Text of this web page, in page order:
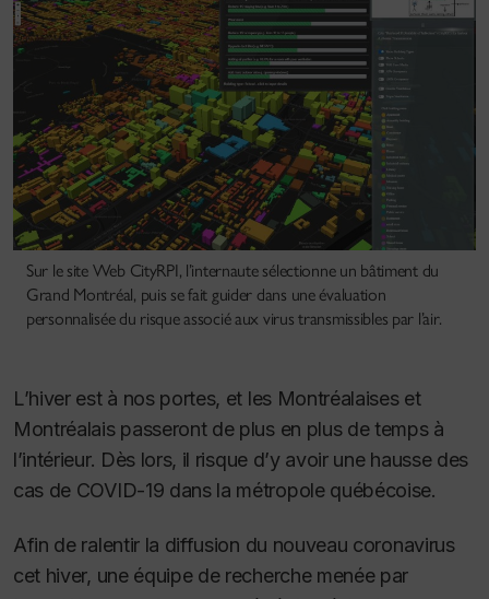
Sur le site Web CityRPI, l’internaute sélectionne un bâtiment du
Grand Montréal, puis se fait guider dans une évaluation
personnalisée du risque associé aux virus transmissibles par l’air.
L’hiver est à nos portes, et les Montréalaises et
Montréalais passeront de plus en plus de temps à
l’intérieur. Dès lors, il risque d’y avoir une hausse des
cas de COVID-19 dans la métropole québécoise.
Afin de ralentir la diffusion du nouveau coronavirus
cet hiver, une équipe de recherche menée par